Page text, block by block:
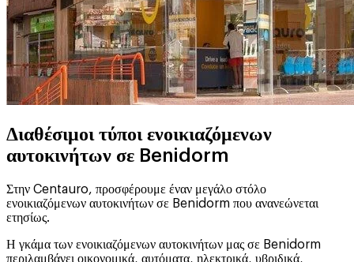
Διαθέσιμοι τύποι ενοικιαζόμενων
αυτοκινήτων σε Benidorm
Στην Centauro, προσφέρουμε έναν μεγάλο στόλο
ενοικιαζόμενων αυτοκινήτων σε Benidorm που ανανεώνεται
ετησίως.
Η γκάμα των ενοικιαζόμενων αυτοκινήτων μας σε Benidorm
περιλαμβάνει οικονομικά, αυτόματα, ηλεκτρικά, υβριδικά,